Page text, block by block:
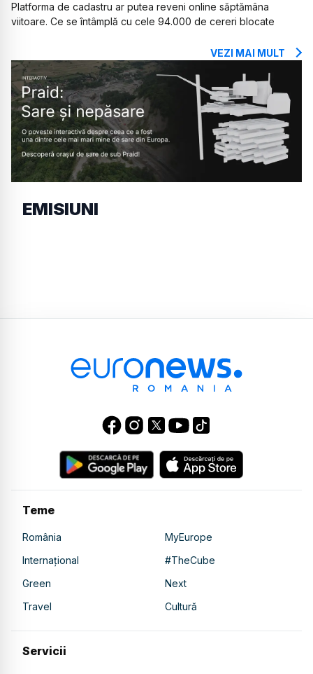
Platforma de cadastru ar putea reveni online săptămâna
viitoare. Ce se întâmplă cu cele 94.000 de cereri blocate
VEZI MAI MULT
EMISIUNI
Teme
România
MyEurope
Internațional
#TheCube
Green
Next
Travel
Cultură
Servicii